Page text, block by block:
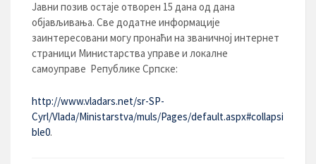
Јaвни позив остаје отворен 15 дана од дана
објављивања. Све додатне информације
заинтересовани могу пронаћи на званичној интернет
страници Министарства управе и локалне
самоуправе Републике Српске:
http://www.vladars.net/sr-SP-
Cyrl/Vlada/Ministarstva/muls/Pages/default.aspx#collapsi
ble0.